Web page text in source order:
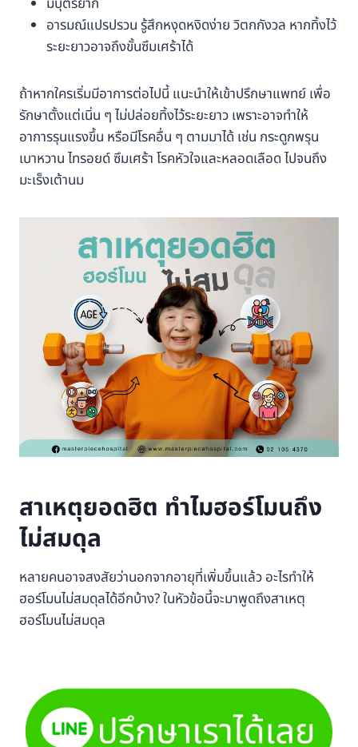
อารมณ์แปรปรวน รู้สึกหงุดหงิดง่าย วิตกกังวล หากทิ้งไว้
ระยะยาวอาจถึงขั้นซึมเศร้าได้
ถ้าหากใครเริ่มมีอาการต่อไปนี้ แนะนำให้เข้าปรึกษาแพทย์ เพื่อ
รักษาตั้งแต่เนิ่น ๆ ไม่ปล่อยทิ้งไว้ระยะยาว เพราะอาจทำให้
อาการรุนแรงขึ้น หรือมีโรคอื่น ๆ ตามมาได้ เช่น กระดูกพรุน
เบาหวาน ไทรอยด์ ซึมเศร้า โรคหัวใจและหลอดเลือด ไปจนถึง
มะเร็งเต้านม
สาเหตุยอดฮิต ทำไมฮอร์โมนถึง
ไม่สมดุล
หลายคนอาจสงสัยว่านอกจากอายุที่เพิ่มขึ้นแล้ว อะไรทำให้
ฮอร์โมนไม่สมดุลได้อีกบ้าง? ในหัวข้อนี้จะมาพูดถึงสาเหตุ
ฮอร์โมนไม่สมดุล